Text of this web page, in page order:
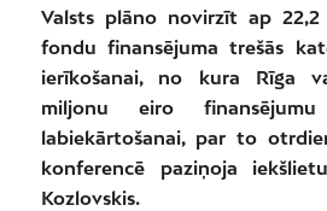
Valsts plāno novirzīt ap 22,2
fondu finansējuma trešās
ierīkošanai, no kura Rīga
miljonu eiro
labiekārtošanai, par to
konferencē paziņoja
Kozlovskis.